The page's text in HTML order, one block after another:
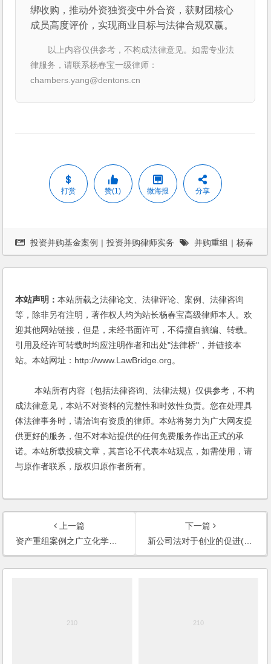
绑收购，推动外资独资变中外合资，获财团核心
成员高度评价，实现商业目标与法律合规双赢。
以上内容仅供参考，不构成法律意见。如需专业法
律服务，请联系杨春宝一级律师：
chambers.yang@dentons.cn
打赏 赞(1) 微海报 分享
投资并购基金案例 | 投资并购律师实务 并购重组 | 杨春
本站声明：本站所载之法律论文、法律评论、案例、法律咨询
等，除非另有注明，著作权人均为站长杨春宝高级律师本人。欢
迎其他网站链接，但是，未经书面许可，不得擅自摘编、转载。
引用及经许可转载时均应注明作者和出处"法律桥"，并链接本
站。本站网址：http://www.LawBridge.org。
本站所有内容（包括法律咨询、法律法规）仅供参考，不构
成法律意见，本站不对资料的完整性和时效性负责。您在处理具
体法律事务时，请洽询有资质的律师。本站将努力为广大网友提
供更好的服务，但不对本站提供的任何免费服务作出正式的承
诺。本站所载投稿文章，其言论不代表本站观点，如需使用，请
与原作者联系，版权归原作者所有。
上一篇
资产重组案例之广立化学股权变更法律服务
下一篇
新公司法对于创业的促进(2005)